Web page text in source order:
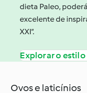
dieta Paleo,
excelente de
XXI”.
Explorar o
Ovos e laticínios